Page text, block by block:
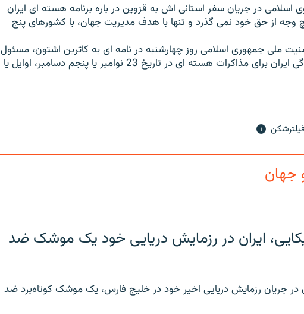
در جریان سفر استانی اش به قزوین در باره برنامه هسته ای ایران
از حق خود نمی گذرد و تنها با هدف مدیریت جهان، با کشورهای پنج
ملی جمهوری اسلامی روز چهارشنبه در نامه ای به کاترین اشتون، مسئول
سیاست خارجی اتحادیه اروپا آمادگی ایران برای مذاکرات هسته ای در تاریخ 23 نوامبر یا پنجم دسامبر، اوایل یا
جهان
ایران در رزمایش دریایی خود یک موشک ضد
در جریان رزمایش دریایی اخیر خود در خلیج فارس، یک موشک کوتاه‌برد ضد